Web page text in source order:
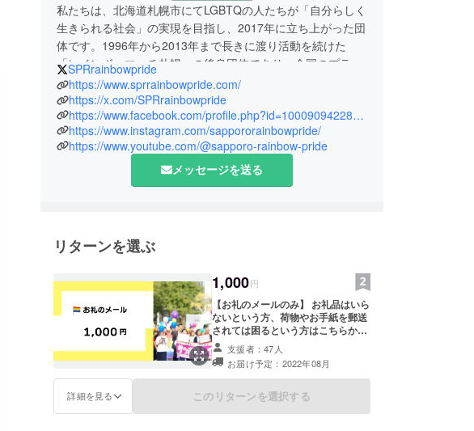
私たちは、北海道札幌市にてLGBTQの人たちが「自分らしく
生きられる社会」の実現を目指し、2017年に立ち上がった団
体です。1996年から2013年まで長きに渡り活動を続けた
「レインボーマーチ札幌」の後身団体であり、全国のプライ
ドイベントを運営する団体さんと設立した「全国プライド
ネットワーク」の一員でもあります。2026年は20名の実行委
員で運営しています。2018年から多くの企業、団体、個人の
皆様のお力を頂き、プライドパレードの開催に至ることが出
来ました。今年は札幌でプライドパレードが始まり、30年の
節目を迎えます。今年も、一人でも多くの方々の声や想いを
届けるために、プライドパレードの開催を目指します！みな
SPRrainbowpride
https://www.sprrainbowpride.com/
https://x.com/SPRrainbowpride
https://www.facebook.com/profile.php?id=100090942288422
https://www.instagram.com/sappororainbowpride/
https://www.youtube.com/@sapporo-rainbow-pride
メッセージを送る
リターンを選ぶ
1,000円
【お礼のメールのみ】 お礼品はいら
ないという方、荷物やお手紙を郵送
されては困るという方はこちらから
お願いします。
支援者：47人
お届け予定：2022年08月
詳細を見る このリターンを選択する